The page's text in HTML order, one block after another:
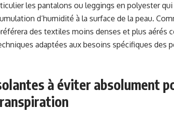
les pantalons ou leggings en polyester
d’humidité à la surface de la peau.
des textiles moins denses et plus aérés
adaptées aux besoins spécifiques des
à éviter absolument